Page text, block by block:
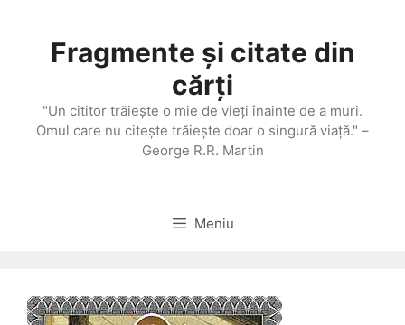
conținutFragmente și citate din
cărți
"Un cititor trăieşte o mie de vieţi înainte de a muri.
Omul care nu citeşte trăieşte doar o singură viaţă." –
George R.R. Martin
Meniu